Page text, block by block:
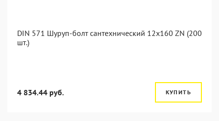
DIN 571 Шуруп-болт сантехнический 12x160 ZN (200
шт.)
4 834.44 руб. КУПИТЬ